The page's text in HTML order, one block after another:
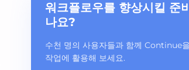
워크플로우를 향상시킬 준
나요?
수천 명의 사용자들과 함께 Continue
작업에 활용해 보세요.